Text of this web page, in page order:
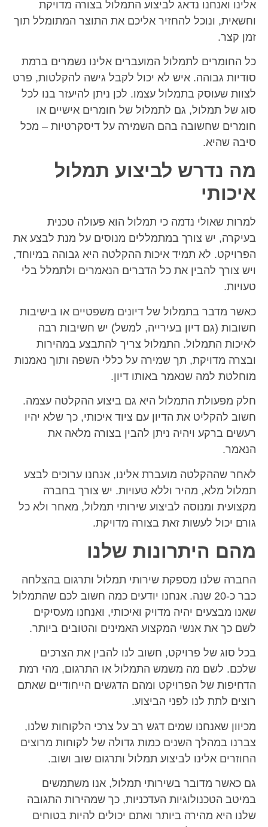
אלינו ואנחנו נדאג לביצוע התמלול בצורה מדויקת
וחשאית, ונוכל להחזיר אליכם את התוצר המתומלל תוך
זמן קצר.
כל החומרים לתמלול המועברים אלינו נשמרים ברמת
סודיות גבוהה. איש לא יכול לקבל גישה להקלטות, פרט
לצוות שעוסק בתמלול עצמו. לכן ניתן להיעזר בנו לכל
סוג של תמלול, גם לתמלול של חומרים אישיים או
חומרים שחשובה בהם השמירה על דיסקרטיות – מכל
סיבה שהיא.
מה נדרש לביצוע תמלול
איכותי
למרות שאולי נדמה כי תמלול הוא פעולה טכנית
בעיקרה, יש צורך במתמללים מנוסים על מנת לבצע את
הפרויקט. לא תמיד איכות ההקלטה היא גבוהה במיוחד,
ויש צורך להבין את כל הדברים הנאמרים ולתמלל בלי
טעויות.
כאשר מדבר בתמלול של דיונים משפטיים או בישיבות
חשובות (גם דיון בעירייה, למשל) יש חשיבות רבה
לאיכות התמלול. התמלול צריך להתבצע במהירות
ובצרה מדויקת, תך שמירה על כללי השפה ותוך נאמנות
מוחלטת למה שנאמר באותו דיון.
חלק מפעולת התמלול היא גם ביצוע ההקלטה עצמה.
חשוב להקליט את הדיון עם ציוד איכותי, כך שלא יהיו
רעשים ברקע ויהיה ניתן להבין בצורה מלאה את
הנאמר.
לאחר שההקלטה מועברת אלינו, אנחנו ערוכים לבצע
תמלול מלא, מהיר וללא טעויות. יש צורך בחברה
מקצועית ומנוסה לביצוע שירותי תמלול, מאחר ולא כל
גורם יכול לעשות זאת בצורה מדויקת.
מהם היתרונות שלנו
החברה שלנו מספקת שירותי תמלול ותרגום בהצלחה
כבר כ-20 שנה. אנחנו יודעים כמה חשוב לכם שהתמלול
שאנו מבצעים יהיה מדויק ואיכותי, ואנחנו מעסיקים
לשם כך את אנשי המקצוע האמינים והטובים ביותר.
בכל סוג של פרויקט, חשוב לנו להבין את הצרכים
שלכם. לשם מה משמש התמלול או התרגום, מהי רמת
הדחיפות של הפרויקט ומהם הדגשים הייחודיים שאתם
רוצים לתת לנו לפני הביצוע.
מכיוון שאנחנו שמים דגש רב על צרכי הלקוחות שלנו,
צברנו במהלך השנים כמות גדולה של לקוחות מרוצים
החוזרים אלינו לביצוע תמלול ותרגום שוב ושוב.
גם כאשר מדובר בשירותי תמלול, אנו משתמשים
במיטב הטכנולוגיות העדכניות, כך שמהירות התגובה
שלנו היא מהירה ביותר ואתם יכולים להיות בטוחים